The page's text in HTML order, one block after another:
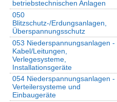
betriebstechnischen Anlagen
050
Blitzschutz-/Erdungsanlagen,
Überspannungsschutz
053 Niederspannungsanlagen -
Kabel/Leitungen,
Verlegesysteme,
Installationsgeräte
054 Niederspannungsanlagen -
Verteilersysteme und
Einbaugeräte